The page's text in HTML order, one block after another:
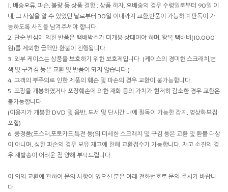
1. 배송오류, 파손, 불량 등 상품 결함 : 상품 하자, 오배송의 경우 수령일로부터 90일 이
내, 그 사실을 알 수 있었던 날로부터 30일 이내까지 교환,반품이 가능하며 판독이 가
능하도록 사진을 남겨주셔야 합니다.
2. 단순 변심에 의한 반품은 택배박스가 미개봉 상태여야 하며, 왕복 택배비(10,000
원)를 제외한 금액만 환불이 진행됩니다.
3. 외부 케이스는 상품을 보호하기 위한 보호제입니다. (케이스의 경미한 스크래치,변
색 및 구겨짐 등은 교환 및 반품이 되지 않습니다.)
4. 고객의 부주의로 인한 제품의 훼손 및 파손의 경우 교환이 불가능합니다.
5. 포장을 개봉하였거나 포장훼손에 의한 재화 등의 가치가 현저히 감소한 경우 교환은
불가능합니다.
(이용자가 개봉한 DVD 및 음반, 도서 및 단시간 내에 필독이 가능한 잡지, 영상화보집
포함)
6. 증정품(포스터,포토카드,특전 등)의 미세한 스크래치 및 구김 등은 교환 및 환불 대상
이 아니며, 심한 파손의 경우 보유 재고에 한해 교환접수가 가능합니다. 재고 소진의 경
우 재발송이 어려운 점 양해 부탁드립니다.
이 외의 교환에 관하여 문의 사항이 있으신 분은 아래 전화번호로 문의 주시기 바랍니
다.